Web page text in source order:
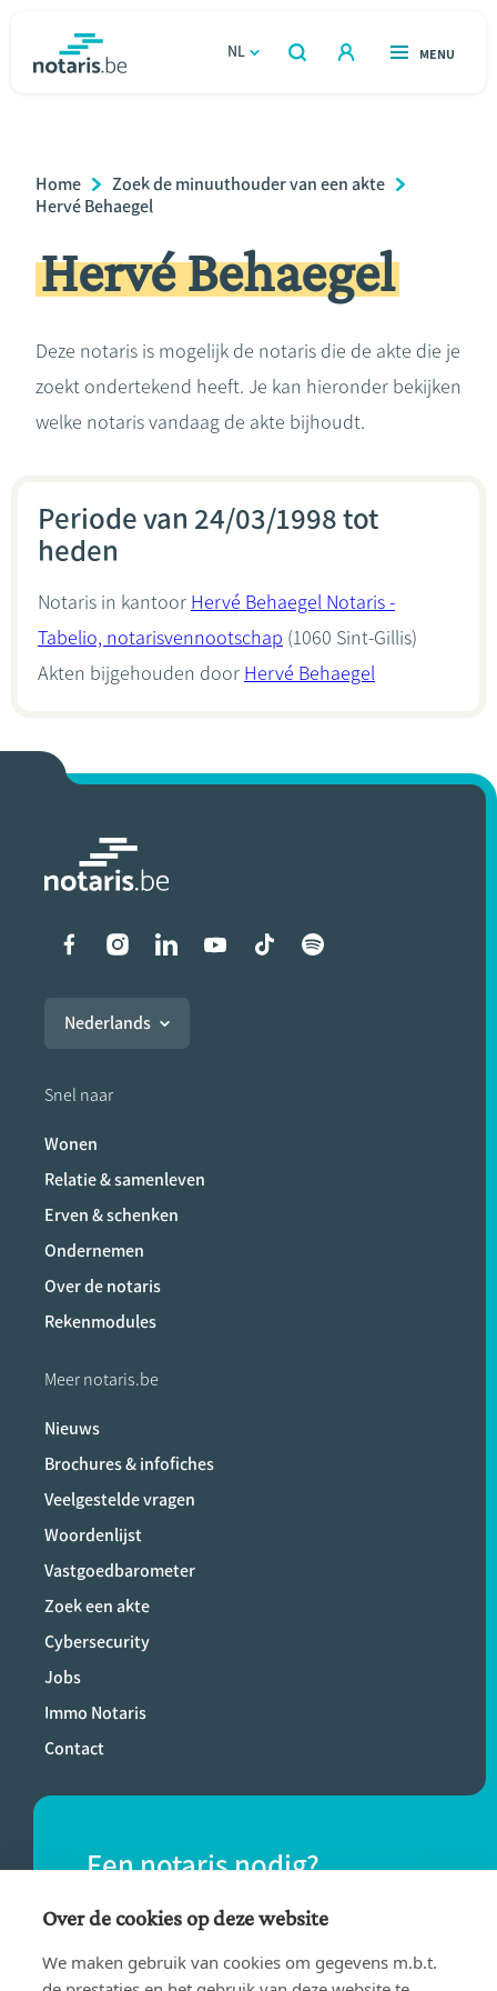
gaan
NL
OPEN
ZOEKEN
OPEN
MENU
Relatie & samenleven
Erven & schenken
Over de notaris
Breadcrumb
Home
Zoek de minuuthouder van een akte
Hervé Behaegel
Hervé Behaegel
Deze notaris is mogelijk de notaris die de akte die je
zoekt ondertekend heeft. Je kan hieronder bekijken
welke notaris vandaag de akte bijhoudt.
Periode van 24/03/1998 tot
heden
Notaris in kantoor Hervé Behaegel Notaris -
Tabelio, notarisvennootschap (1060 Sint-Gillis)
Akten bijgehouden door Hervé Behaegel
Liens vers les réseaux
Nederlands
Snel naar
Wonen
Relatie & samenleven
Erven & schenken
Ondernemen
Over de notaris
Rekenmodules
Meer notaris.be
Nieuws
Brochures & infofiches
Veelgestelde vragen
Woordenlijst
Vastgoedbarometer
Zoek een akte
Cybersecurity
Jobs
Immo Notaris
Contact
Een notaris nodig?
Vind eenvoudig een notaris bij jou in de
buurt.
Over de cookies op deze website
We maken gebruik van cookies om gegevens m.b.t.